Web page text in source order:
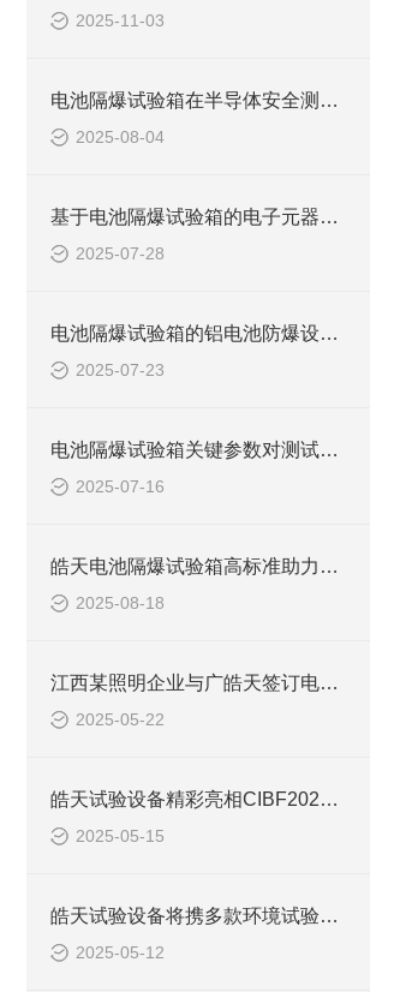
2025-11-03
电池隔爆试验箱在半导体安全测试中的实践与价值
2025-08-04
基于电池隔爆试验箱的电子元器件测试技术分析
2025-07-28
电池隔爆试验箱的铝电池防爆设计优化与测试验证
2025-07-23
电池隔爆试验箱关键参数对测试结果的影响分析
2025-07-16
皓天电池隔爆试验箱高标准助力江苏华纳环保科技完成关键冷启动测试
2025-08-18
江西某照明企业与广皓天签订电池隔爆高低温试验装置采购协议
2025-05-22
皓天试验设备精彩亮相CIBF2025，共绘电池测试新篇章
2025-05-15
皓天试验设备将携多款环境试验设备亮相CIBF2025深圳国际电池展
2025-05-12